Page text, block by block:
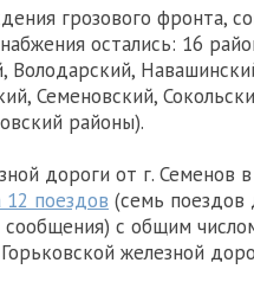
грозового фронта,
остались: 16
Володарский,
Семеновский,
районы).
дороги от г. Семенов
12 поездов (семь поездов
с общим
железной